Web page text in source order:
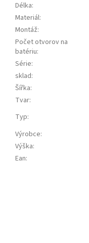
Délka:
Materiál:
Montáž:
Počet otvorov na
batériu:
Série:
sklad:
Šířka:
Tvar:
Typ:
Výrobce:
Výška:
Ean: